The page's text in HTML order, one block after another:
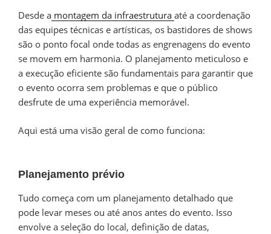
Desde a montagem da infraestrutura até a coordenação
das equipes técnicas e artísticas, os bastidores de shows
são o ponto focal onde todas as engrenagens do evento
se movem em harmonia. O planejamento meticuloso e
a execução eficiente são fundamentais para garantir que
o evento ocorra sem problemas e que o público
desfrute de uma experiência memorável.
Aqui está uma visão geral de como funciona:
Planejamento prévio
Tudo começa com um planejamento detalhado que
pode levar meses ou até anos antes do evento. Isso
envolve a seleção do local, definição de datas,